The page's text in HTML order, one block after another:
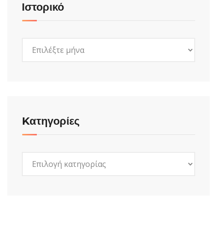
Ιστορικό
Kατηγορίες